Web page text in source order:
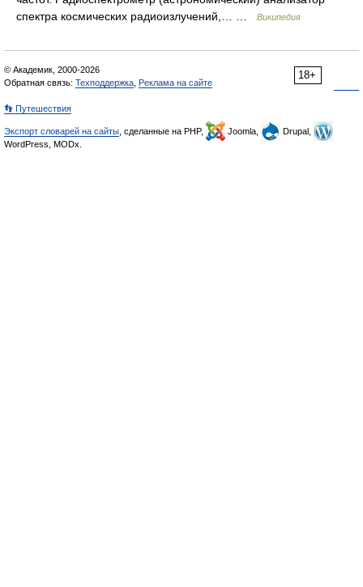
спектра космических радиоизлучений,… …
Википедия
18+
© Академик, 2000-2026
Обратная связь: Техподдержка Реклама на сайте
👣 Путешествия
Экспорт словарей на сайты , сделанные на PHP, Joomla,
Drupal,
WordPress, MODx.